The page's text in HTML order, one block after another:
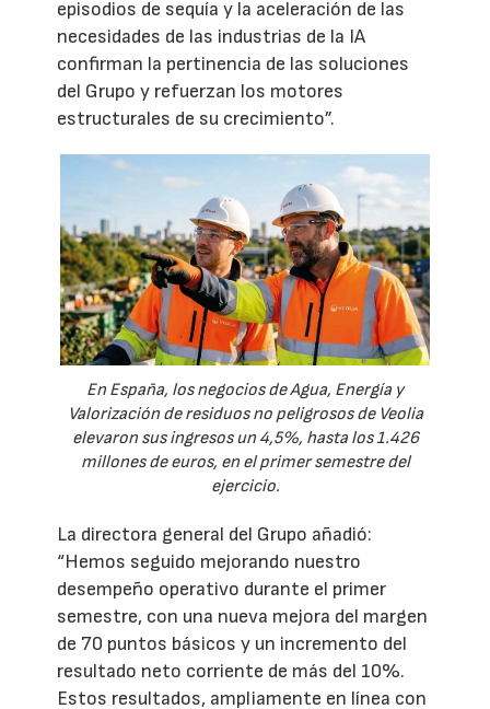
episodios de sequía y la aceleración de las
necesidades de las industrias de la IA
confirman la pertinencia de las soluciones
del Grupo y refuerzan los motores
estructurales de su crecimiento”.
En España, los negocios de Agua, Energía y
Valorización de residuos no peligrosos de Veolia
elevaron sus ingresos un 4,5%, hasta los 1.426
millones de euros, en el primer semestre del
ejercicio.
La directora general del Grupo añadió:
“Hemos seguido mejorando nuestro
desempeño operativo durante el primer
semestre, con una nueva mejora del margen
de 70 puntos básicos y un incremento del
resultado neto corriente de más del 10%.
Estos resultados, ampliamente en línea con